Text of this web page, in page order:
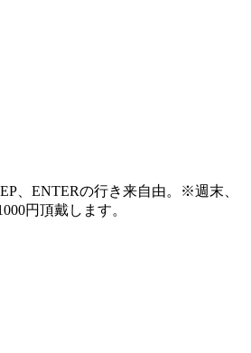
、ENTERの行き来自由。※週末、
円頂戴します。